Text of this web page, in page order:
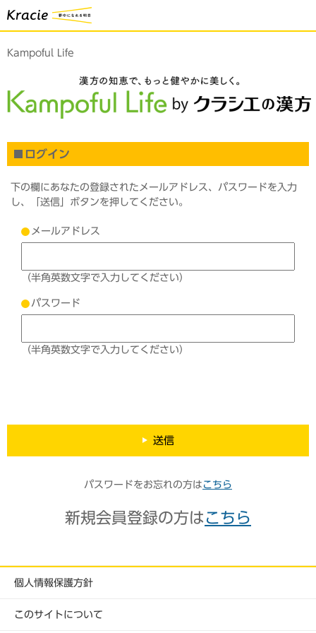
Kampoful Life
ログイン
下の欄にあなたの登録されたメールアドレス、パスワードを入力
し、「送信」ボタンを押してください。
メールアドレス
（半角英数文字で入力してください）
パスワード
（半角英数文字で入力してください）
送信
パスワードをお忘れの方は こちら
新規会員登録の方は こちら
個人情報保護方針
このサイトについて